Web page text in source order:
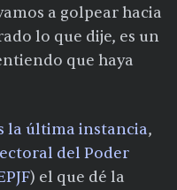
a golpear hacia
lo que dije, es un
que haya
la última instancia,
del Poder
) el que dé la